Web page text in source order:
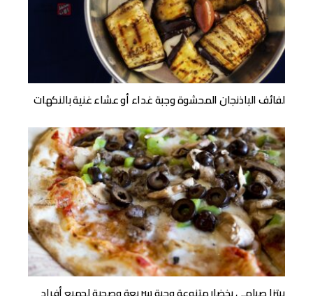
لفائف الباذنجان المحشوة وجبة غداء أو عشاء غنية بالنكهات